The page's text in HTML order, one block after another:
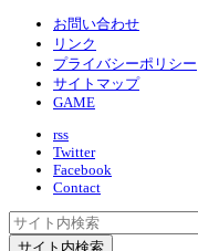
お問い合わせ
リンク
プライバシーポリシー
サイトマップ
GAME
rss
Twitter
Facebook
Contact